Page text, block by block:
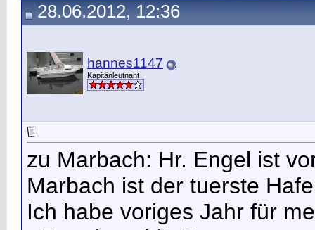
28.06.2012, 12:36
hannes1147
Kapitänleutnant
zu Marbach: Hr. Engel ist
Marbach ist der tuerste
Ich habe voriges Jahr für